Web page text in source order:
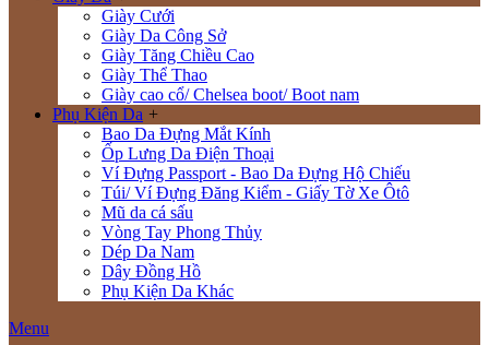
Giày Cưới
Giày Da Công Sở
Giày Tăng Chiều Cao
Giày Thể Thao
Giày cao cổ/ Chelsea boot/ Boot nam
Phụ Kiện Da +
Bao Da Đựng Mắt Kính
Ốp Lưng Da Điện Thoại
Ví Đựng Passport - Bao Da Đựng Hộ Chiếu
Túi/ Ví Đựng Đăng Kiểm - Giấy Tờ Xe Ôtô
Mũ da cá sấu
Vòng Tay Phong Thủy
Dép Da Nam
Dây Đồng Hồ
Phụ Kiện Da Khác
Menu